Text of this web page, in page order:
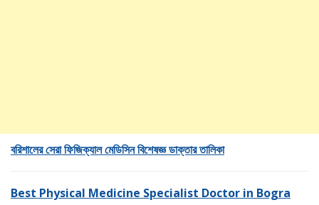
বরিশালের সেরা ফিজিক্যাল মেডিসিন বিশেষজ্ঞ ডাক্তার তালিকা
Best Physical Medicine Specialist Doctor in Bogra